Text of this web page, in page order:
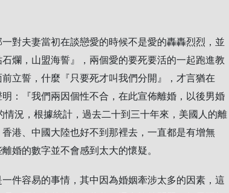
對夫妻當初在談戀愛的時候不是愛的轟轟烈烈，並
爛，山盟海誓』，兩個愛的要死要活的一起跑進教
立誓，什麼『只要死才叫我們分開』，才言猶在
：『我們兩因個性不合，在此宣佈離婚，以後男婚
況，根據統計，過去二十到三十年來，美國人的離
港、中國大陸也好不到那裡去，一直都是有增無
婚的數字並不會感到太大的懷疑。
件容易的事情，其中因為婚姻牽涉太多的因素，這